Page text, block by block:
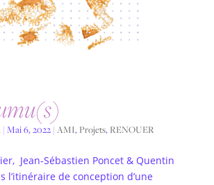
| Mai 6, 2022| AMI,Projets,RENOUER
Jean-Sébastien Poncet & Quentin
l’itinéraire de conception d’une